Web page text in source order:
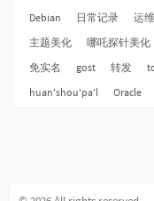
Debian
日常记录 运维
主题美化
哪吒探针美化
免实名
gost 转发
huan'shou'pa'l
Oracle